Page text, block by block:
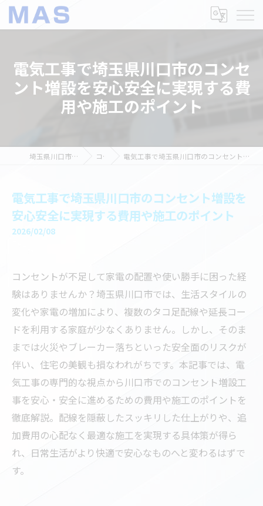
電気工事で埼玉県川口市のコンセ
ント増設を安心安全に実現する費
用や施工のポイント
埼玉県川口市の電気工事ならMAS コラム 電気工事で埼玉県川口市のコンセント増設を安心安全に実現する費用や施工のポイント
電気工事で埼玉県川口市のコンセント増設を
安心安全に実現する費用や施工のポイント
2026/02/08
コンセントが不足して家電の配置や使い勝手に困った経
験はありませんか？埼玉県川口市では、生活スタイルの
変化や家電の増加により、複数のタコ足配線や延長コー
ドを利用する家庭が少なくありません。しかし、そのま
までは火災やブレーカー落ちといった安全面のリスクが
伴い、住宅の美観も損なわれがちです。本記事では、電
気工事の専門的な視点から川口市でのコンセント増設工
事を安心・安全に進めるための費用や施工のポイントを
徹底解説。配線を隠蔽したスッキリした仕上がりや、追
加費用の心配なく最適な施工を実現する具体策が得ら
れ、日常生活がより快適で安心なものへと変わるはずで
す。